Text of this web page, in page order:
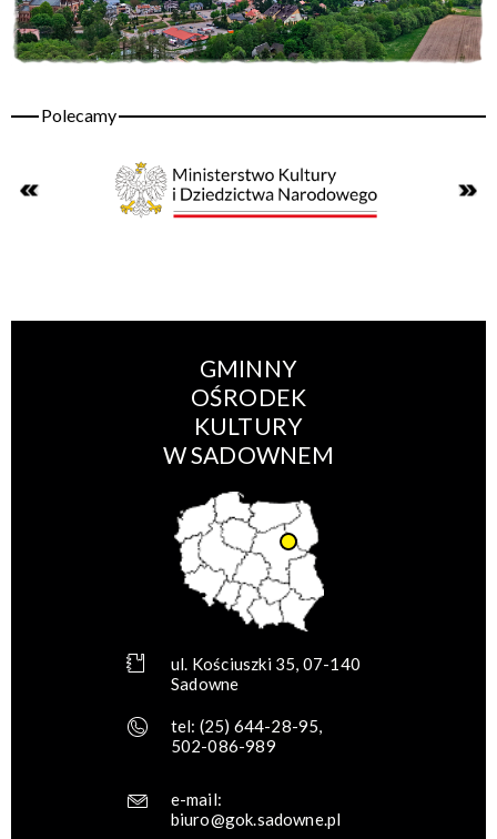
GMINNY
OŚRODEK
KULTURY
W SADOWNEM
ul. Kościuszki 35, 07-140
Sadowne
tel: (25) 644-28-95,
502-086-989
e-mail:
biuro@gok.sadowne.pl